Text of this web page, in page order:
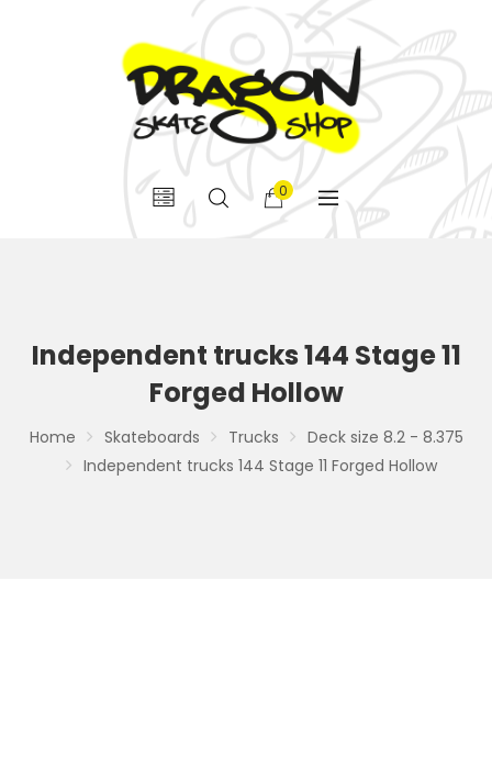
0
Independent trucks 144 Stage 11
Forged Hollow
Home Skateboards Trucks
Deck size 8.2 - 8.375
Independent trucks 144 Stage 11 Forged Hollow